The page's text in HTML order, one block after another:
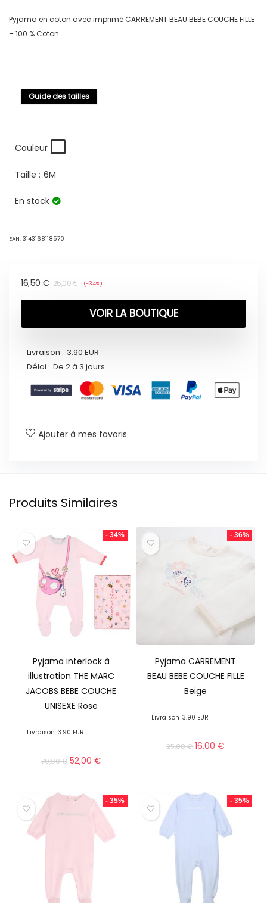
Pyjama en coton avec imprimé CARREMENT BEAU BEBE COUCHE FILLE
– 100 % Coton
Guide des tailles
Couleur
Taille : 6M
En stock
EAN: 3143168118570
25,00€
16,50 € (-34%)
VOIR LA BOUTIQUE
Livraison : 3.90 EUR
Délai : De 2 à 3 jours
Ajouter à mes favoris
Produits Similaires
- 34%
Pyjama interlock à
illustration THE MARC
JACOBS BEBE COUCHE
UNISEXE Rose
Livraison 3.90 EUR
79,00€ 52,00 €
- 36%
Pyjama CARREMENT
BEAU BEBE COUCHE FILLE
Beige
Livraison 3.90 EUR
25,00€ 16,00€
- 35% - 35%